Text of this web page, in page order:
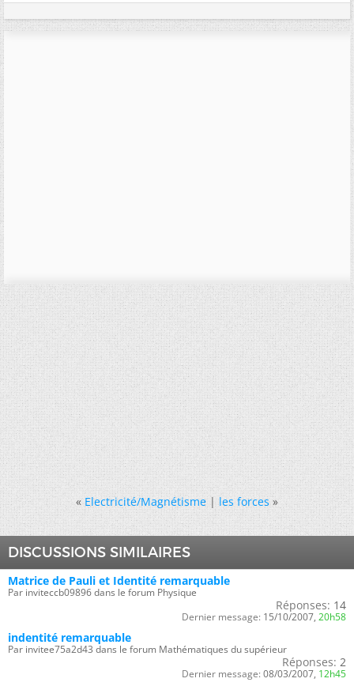
« Electricité/Magnétisme|les forces »
DISCUSSIONS SIMILAIRES
Matrice de Pauli et Identité remarquable
Par inviteccb09896 dans le forum Physique
Réponses: 14
Dernier message: 15/10/2007, 20h58
indentité remarquable
Par invitee75a2d43 dans le forum Mathématiques du supérieur
Réponses: 2
Dernier message: 08/03/2007, 12h45